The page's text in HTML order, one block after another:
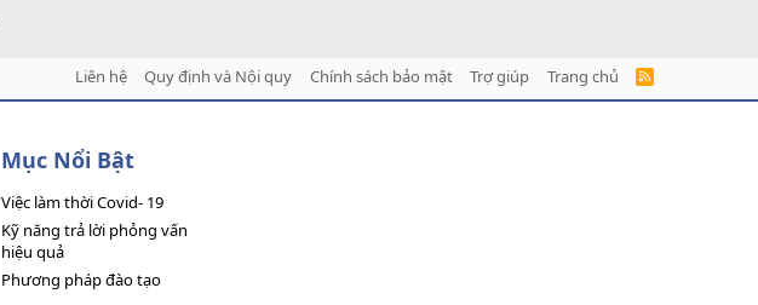
Liên hệ Quy định và Nội quy Chính sách bảo mật Trợ giúp Trang chủ
R
Mục Nổi Bật
Việc làm thời Covid- 19
Kỹ năng trả lời phỏng vấn
hiệu quả
Phương pháp đào tạo